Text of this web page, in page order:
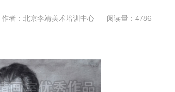
作者：北京李靖美术培训中心 阅读量：4786